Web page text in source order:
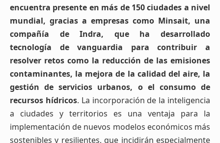
encuentra presente en más de 150 ciudades a nivel
mundial, gracias a empresas como Minsait, una
compañía de Indra, que ha desarrollado
tecnología de vanguardia para contribuir a
resolver retos como la reducción de las emisiones
contaminantes, la mejora de la calidad del aire, la
gestión de servicios urbanos, o el consumo de
recursos hídricos. La incorporación de la inteligencia
a ciudades y territorios es una ventaja para la
implementación de nuevos modelos económicos más
sostenibles y resilientes, que incidirán especialmente